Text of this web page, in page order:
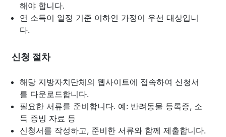
해야 합니다.
연 소득이 일정 기준 이하인 가정이 우선 대상입니
다.
신청 절차
해당 지방자치단체의 웹사이트에 접속하여 신청서
를 다운로드합니다.
필요한 서류를 준비합니다. 예: 반려동물 등록증, 소
득 증빙 자료 등
신청서를 작성하고, 준비한 서류와 함께 제출합니다.